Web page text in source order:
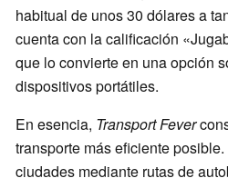
habitual de unos 30 dólares a
cuenta con la calificación
que lo convierte en una opción
dispositivos portátiles.
En esencia, Transport Fever
transporte más eficiente
ciudades mediante rutas de